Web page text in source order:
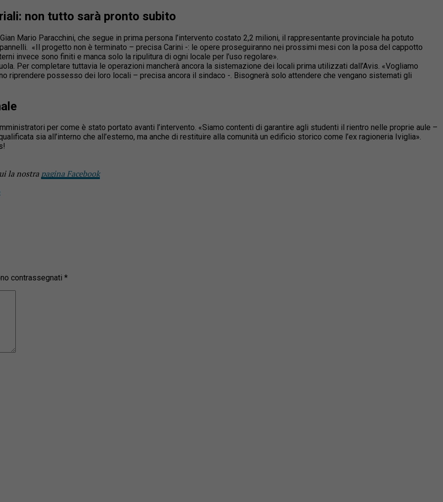
non tutto sarà pronto subito
Mario Paracchini, che segue in prima persona l’intervento costato 2,2 milioni, il rappresentante provinciale ha potuto
«Il progetto non è terminato – precisa Carini -: le opere proseguiranno nei prossimi mesi con la posa del cappotto
invece sono finiti e manca solo la ripulitura di ogni locale per l’uso regolare».
Per completare tuttavia le operazioni mancherà ancora la sistemazione dei locali prima utilizzati dall’Avis. «Vogliamo
riprendere possesso dei loro locali – precisa ancora il sindaco -. Bisognerà solo attendere che vengano sistemati gli
per come è stato portato avanti l’intervento. «Siamo contenti di garantire agli studenti il rientro nelle proprie aule –
sia all’interno che all’esterno, ma anche di restituire alla comunità un edificio storico come l’ex ragioneria Iviglia».
la nostra pagina Facebook
contrassegnati *